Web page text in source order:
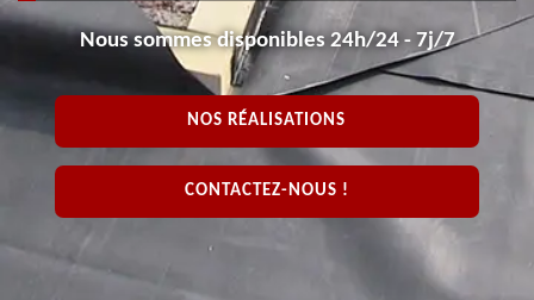
Nous sommes disponibles 24h/24 - 7j/7
NOS RÉALISATIONS
CONTACTEZ-NOUS !